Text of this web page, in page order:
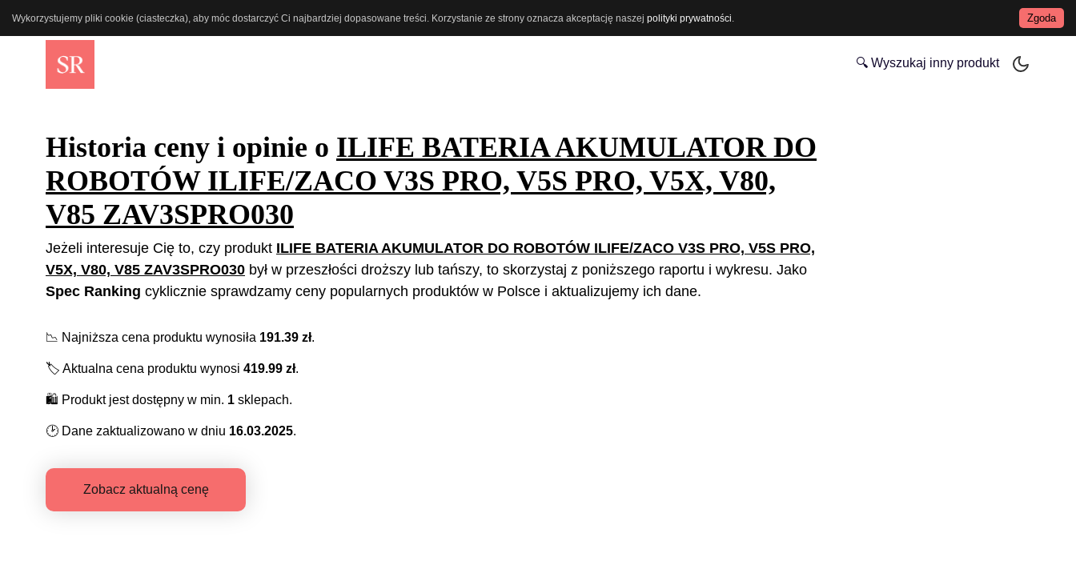
Wykorzystujemy pliki cookie (ciasteczka), aby móc dostarczyć Ci najbardziej dopasowane treści. Korzystanie ze strony oznacza akceptację naszej polityki prywatności Zgoda
🔍 Wyszukaj inny produkt
Historia ceny i opinie o ILIFE BATERIA AKUMULATOR DO
ROBOTÓW ILIFE/ZACO V3S PRO, V5S PRO, V5X, V80,
V85 ZAV3SPRO030
Jeżeli interesuje Cię to, czy produkt ILIFE BATERIA AKUMULATOR DO ROBOTÓW ILIFE/ZACO V3S PRO, V5S PRO,
V5X, V80, V85 ZAV3SPRO030 był w przeszłości droższy lub tańszy, to skorzystaj z poniższego raportu i wykresu. Jako
Spec Ranking cyklicznie sprawdzamy ceny popularnych produktów w Polsce i aktualizujemy ich dane.
📉 Najniższa cena produktu wynosiła 191.39 zł.
🏷️ Aktualna cena produktu wynosi 419.99 zł.
🛍️ Produkt jest dostępny w min. 1 sklepach.
🕑 Dane zaktualizowano w dniu 16.03.2025.
Zobacz aktualną cenę